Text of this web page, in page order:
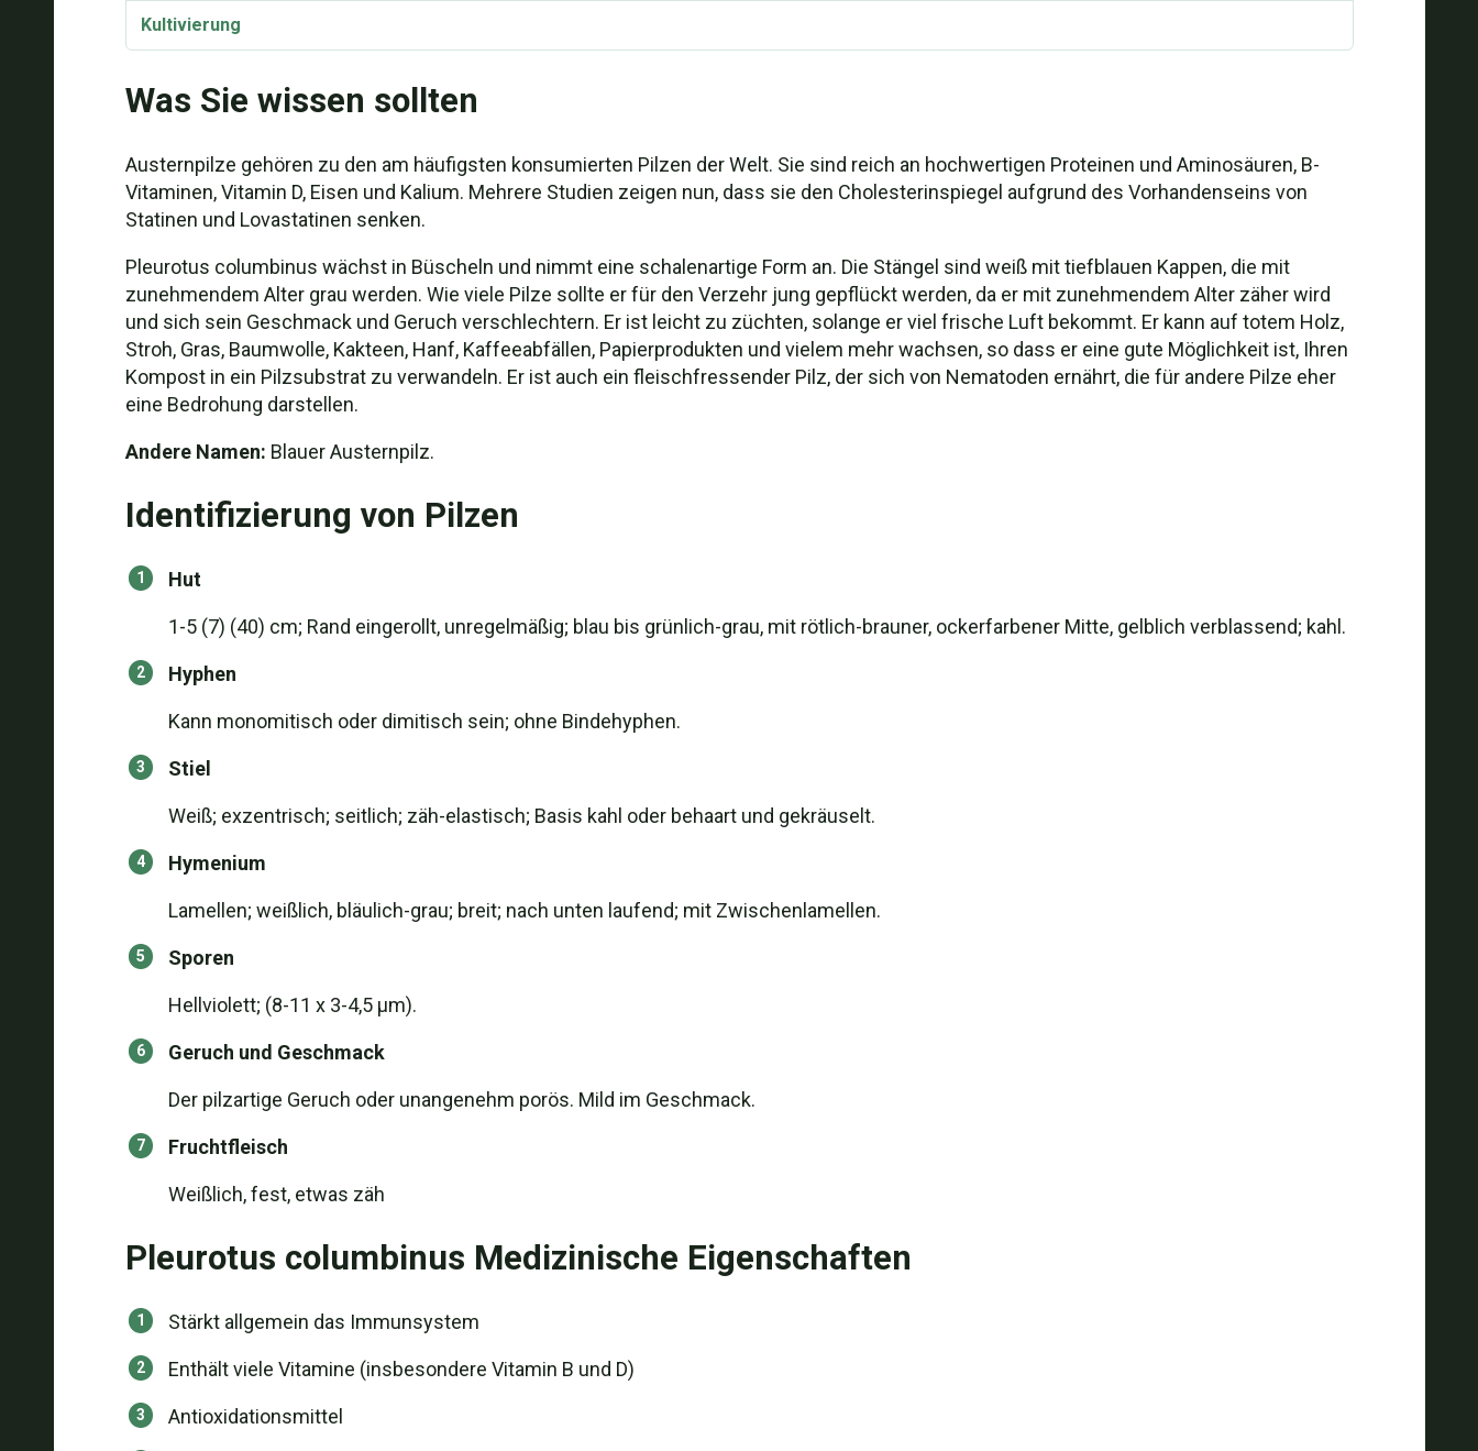
Kultivierung
Was Sie wissen sollten
Austernpilze gehören zu den am häufigsten konsumierten Pilzen der Welt. Sie sind reich an hochwertigen Proteinen und Aminosäuren, B-
Vitaminen, Vitamin D, Eisen und Kalium. Mehrere Studien zeigen nun, dass sie den Cholesterinspiegel aufgrund des Vorhandenseins von
Statinen und Lovastatinen senken.
Pleurotus columbinus wächst in Büscheln und nimmt eine schalenartige Form an. Die Stängel sind weiß mit tiefblauen Kappen, die mit
zunehmendem Alter grau werden. Wie viele Pilze sollte er für den Verzehr jung gepflückt werden, da er mit zunehmendem Alter zäher wird
und sich sein Geschmack und Geruch verschlechtern. Er ist leicht zu züchten, solange er viel frische Luft bekommt. Er kann auf totem Holz,
Stroh, Gras, Baumwolle, Kakteen, Hanf, Kaffeeabfällen, Papierprodukten und vielem mehr wachsen, so dass er eine gute Möglichkeit ist, Ihren
Kompost in ein Pilzsubstrat zu verwandeln. Er ist auch ein fleischfressender Pilz, der sich von Nematoden ernährt, die für andere Pilze eher
eine Bedrohung darstellen.
Andere Namen: Blauer Austernpilz.
Identifizierung von Pilzen
Hut
1-5 (7) (40) cm; Rand eingerollt, unregelmäßig; blau bis grünlich-grau, mit rötlich-brauner, ockerfarbener Mitte, gelblich verblassend; kahl.
Hyphen
Kann monomitisch oder dimitisch sein; ohne Bindehyphen.
Stiel
Weiß; exzentrisch; seitlich; zäh-elastisch; Basis kahl oder behaart und gekräuselt.
Hymenium
Lamellen; weißlich, bläulich-grau; breit; nach unten laufend; mit Zwischenlamellen.
Sporen
Hellviolett; (8-11 x 3-4,5 μm).
Geruch und Geschmack
Der pilzartige Geruch oder unangenehm porös. Mild im Geschmack.
Fruchtfleisch
Weißlich, fest, etwas zäh
Pleurotus columbinus Medizinische Eigenschaften
Stärkt allgemein das Immunsystem
Enthält viele Vitamine (insbesondere Vitamin B und D)
Antioxidationsmittel